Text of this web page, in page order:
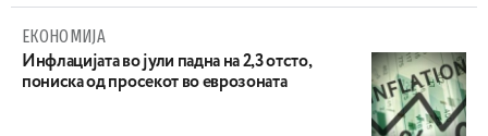
ЕКОНОМИЈА
Инфлацијата во јули падна на 2,3 отсто,
пониска од просекот во еврозоната